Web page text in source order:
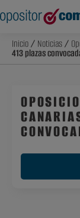
Inicio/ Noticias/
413 plazas